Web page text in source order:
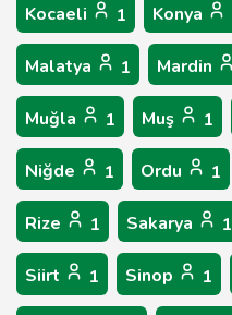
Kocaeli 1 Konya
Malatya 1 Mardin
Muğla 1 Muş 1
Niğde 1 Ordu 1
Rize 1 Sakarya 1
Siirt 1 Sinop 1